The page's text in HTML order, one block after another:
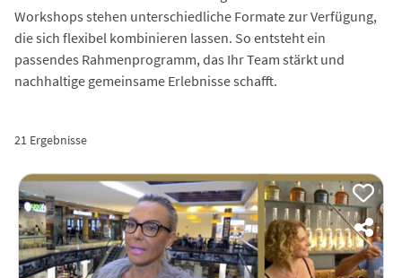
Workshops stehen unterschiedliche Formate zur Verfügung,
die sich flexibel kombinieren lassen. So entsteht ein
passendes Rahmenprogramm, das Ihr Team stärkt und
nachhaltige gemeinsame Erlebnisse schafft.
21 Ergebnisse